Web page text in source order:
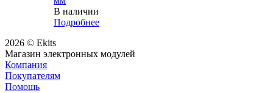
В наличии
Подробнее
2026 © Ekits
Магазин электронных модулей
Компания
Покупателям
Помощь